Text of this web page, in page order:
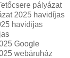
pályázat
2025 havidíjas
havidíjas
Google
webáruház